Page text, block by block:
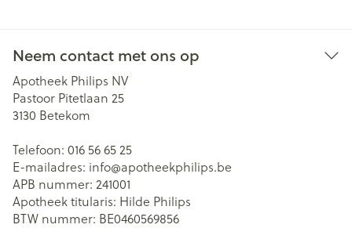
Neem contact met ons op
Apotheek Philips NV
Pastoor Pitetlaan 25
3130 Betekom
Telefoon: 016 56 65 25
E-mailadres: info@apotheekphilips.be
APB nummer: 241001
Apotheek titularis: Hilde Philips
BTW nummer: BE0460569856